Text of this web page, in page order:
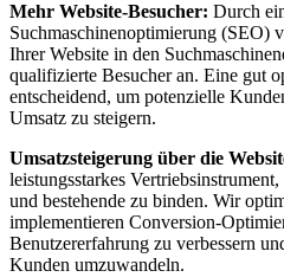
Mehr Website-Besucher: Durch
Suchmaschinenoptimierung (SEO)
Ihrer Website in den
qualifizierte Besucher an. Eine gut
entscheidend, um potenzielle
Umsatz zu steigern.
Umsatzsteigerung über die
leistungsstarkes
und bestehende zu binden. Wir
implementieren Conversion-
Benutzererfahrung zu verbessern
Kunden umzuwandeln.